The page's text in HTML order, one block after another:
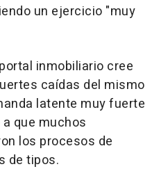
un ejercicio "muy
inmobiliario cree
caídas del mismo
latente muy fuerte
que muchos
los procesos de
de tipos.